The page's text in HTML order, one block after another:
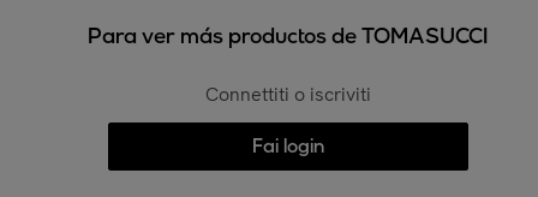
Para ver más productos de TOMASUCCI
Connettiti o iscriviti
Fai login